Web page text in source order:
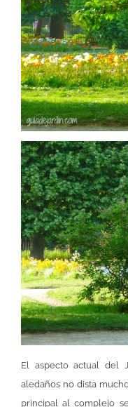
El aspecto actual del
aledaños no dista
principal al complejo